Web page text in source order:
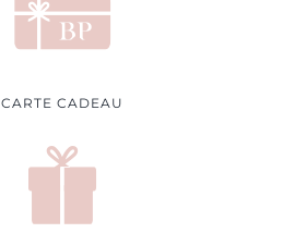
CARTE CADEAU